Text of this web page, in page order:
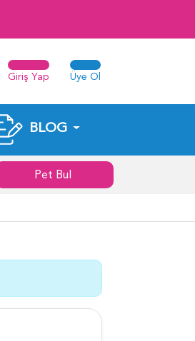
Giriş Yap Üye Ol
BLOG
Pet Bul